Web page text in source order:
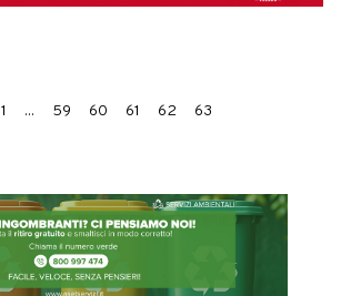
1 ... 59 60 61 62 63